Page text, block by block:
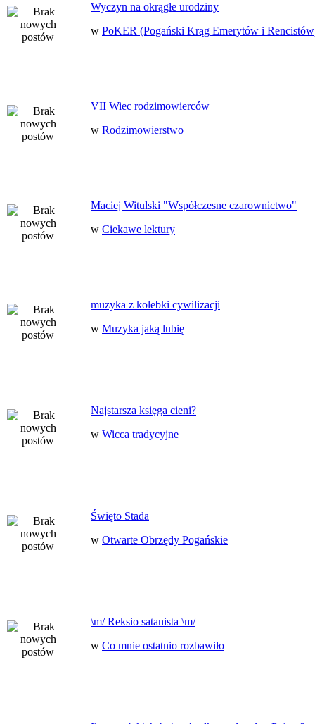
Wyczyn na okrągłe urodziny
w PoKER (Pogański Krąg Emerytów i
VII Wiec rodzimowierców
w Rodzimowierstwo
Maciej Witulski "Współczesne czarownictwo"
w Ciekawe lektury
muzyka z kolebki cywilizacji
w Muzyka jaką lubię
Najstarsza księga cieni?
w Wicca tradycyjne
Święto Stada
w Otwarte Obrzędy Pogańskie
\m/ Reksio satanista \m/
w Co mnie ostatnio rozbawiło